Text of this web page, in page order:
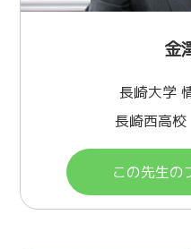
金
長崎大学
長崎西高
この先生